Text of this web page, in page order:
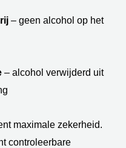
– geen alcohol op het
– alcohol verwijderd uit
maximale zekerheid.
controleerbare